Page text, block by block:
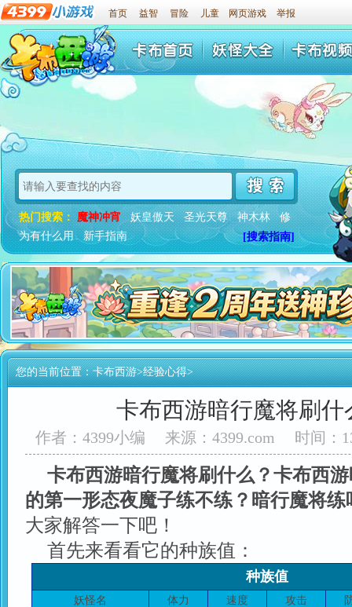
首页 益智 冒险 儿童 网页游戏 举报
热门搜索： 魔神冲宵 妖皇傲天 圣光天尊 神木林
修
为有什么用
新手指南 [搜索指南]
您的当前位置：卡布西游>经验心得>
卡布西游暗行魔将刷什
作者：4399小编 来源：4399.com 时间：
卡布西游暗行魔将刷什么？卡布西
的第一形态夜魔子练不练？暗行魔将练
大家解答一下吧！
首先来看看它的种族值：
种族值
妖怪名 体力 速度 攻击